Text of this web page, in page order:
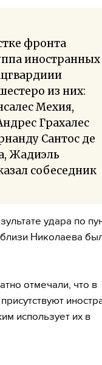
фронта
иностранных
из них:
Мехия,
Грахалес
Сантос де
Жадиэль
собеседник
удара по
Николаева
отмечали, что в
использует их в